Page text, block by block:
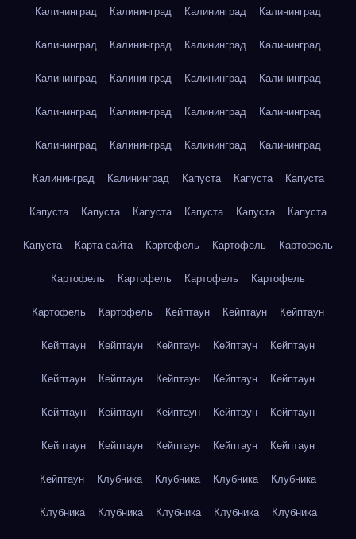
Калининград Калининград Калининград Калининград
Калининград Калининград Калининград Калининград
Калининград Калининград Калининград Калининград
Калининград Калининград Калининград Калининград
Калининград Калининград Калининград Калининград
Калининград Калининград Капуста Капуста Капуста
Капуста Капуста Капуста Капуста Капуста Капуста
Капуста Карта сайта Картофель Картофель Картофель
Картофель Картофель Картофель Картофель
Картофель Картофель Кейптаун Кейптаун Кейптаун
Кейптаун Кейптаун Кейптаун Кейптаун Кейптаун
Кейптаун Кейптаун Кейптаун Кейптаун Кейптаун
Кейптаун Кейптаун Кейптаун Кейптаун Кейптаун
Кейптаун Кейптаун Кейптаун Кейптаун Кейптаун
Кейптаун Клубника Клубника Клубника Клубника
Клубника Клубника Клубника Клубника Клубника